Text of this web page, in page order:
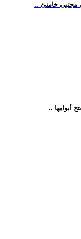
مجتبى خامنئ
أبوابها